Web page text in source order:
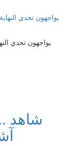
شاهد